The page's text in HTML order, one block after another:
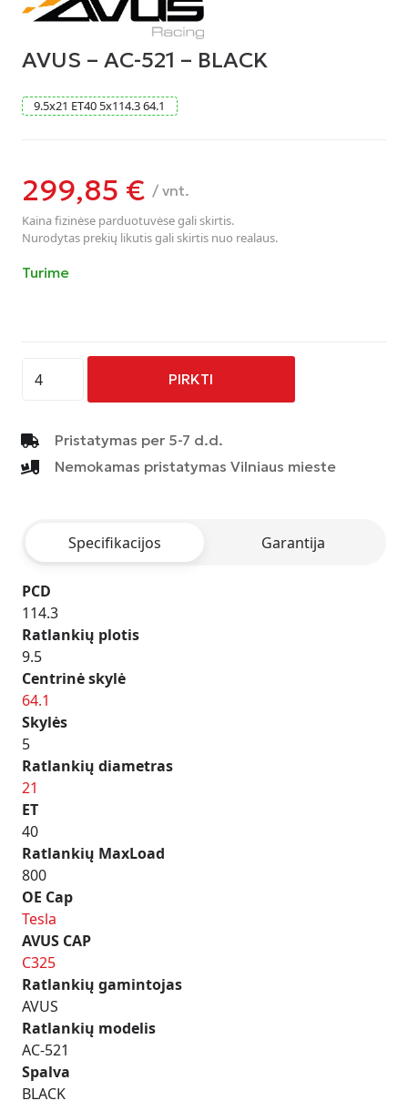
AVUS – AC-521 – BLACK
9.5x21 ET40 5x114.364.1
299,85 € / vnt.
Kaina fizinėse parduotuvėse gali skirtis.
Nurodytas prekių likutis gali skirtis nuo realaus.
Turime
kiekis:
-
AC-
521
PIRKTI
Pristatymas per 5-7 d.d.
Nemokamas pristatymas Vilniaus mieste
Specifikacijos Garantija
PCD
114.3
Ratlankių plotis
9.5
Centrinė skylė
64.1
Skylės
5
Ratlankių diametras
21
ET
40
Ratlankių MaxLoad
800
OE Cap
Tesla
AVUS CAP
C325
Ratlankių gamintojas
AVUS
Ratlankių modelis
AC-521
Spalva
BLACK